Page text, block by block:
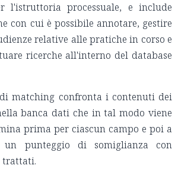
l'istruttoria processuale, e include
con cui è possibile annotare, gestire
relative alle pratiche in corso e
ricerche all'interno del database
matching confronta i contenuti dei
banca dati che in tal modo viene
prima per ciascun campo e poi a
un punteggio di somiglianza con
trattati.